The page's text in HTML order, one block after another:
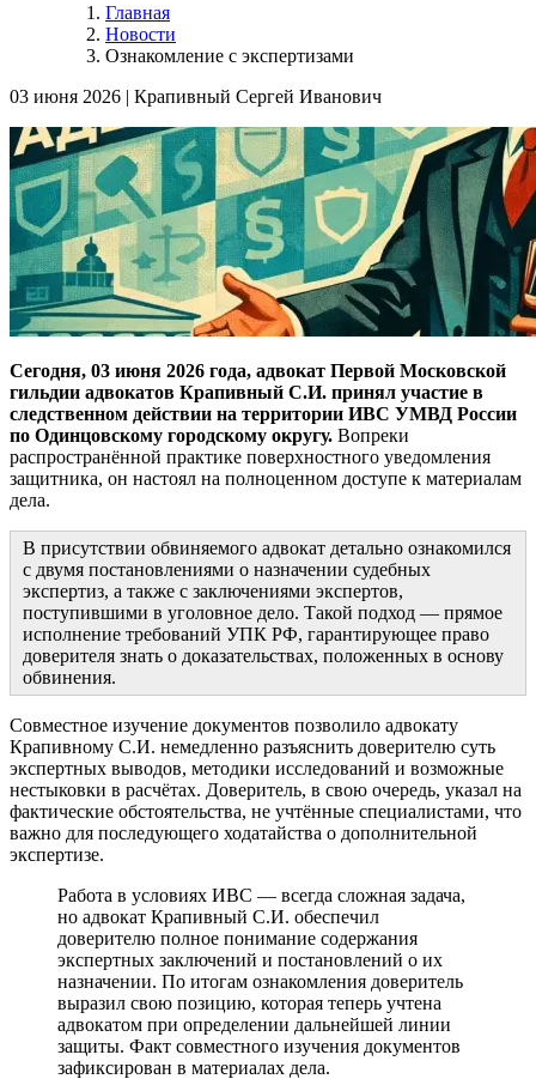
Главная
Новости
Ознакомление с экспертизами
03 июня 2026 | Крапивный Сергей Иванович
Сегодня, 03 июня 2026 года, адвокат Первой Московской
гильдии адвокатов Крапивный С.И. принял участие в
следственном действии на территории ИВС УМВД России
по Одинцовскому городскому округу. Вопреки
распространённой практике поверхностного уведомления
защитника, он настоял на полноценном доступе к материалам
дела.
В присутствии обвиняемого адвокат детально ознакомился
с двумя постановлениями о назначении судебных
экспертиз, а также с заключениями экспертов,
поступившими в уголовное дело. Такой подход — прямое
исполнение требований УПК РФ, гарантирующее право
доверителя знать о доказательствах, положенных в основу
обвинения.
Совместное изучение документов позволило адвокату
Крапивному С.И. немедленно разъяснить доверителю суть
экспертных выводов, методики исследований и возможные
нестыковки в расчётах. Доверитель, в свою очередь, указал на
фактические обстоятельства, не учтённые специалистами, что
важно для последующего ходатайства о дополнительной
экспертизе.
Работа в условиях ИВС — всегда сложная задача,
но адвокат Крапивный С.И. обеспечил
доверителю полное понимание содержания
экспертных заключений и постановлений о их
назначении. По итогам ознакомления доверитель
выразил свою позицию, которая теперь учтена
адвокатом при определении дальнейшей линии
защиты. Факт совместного изучения документов
зафиксирован в материалах дела.